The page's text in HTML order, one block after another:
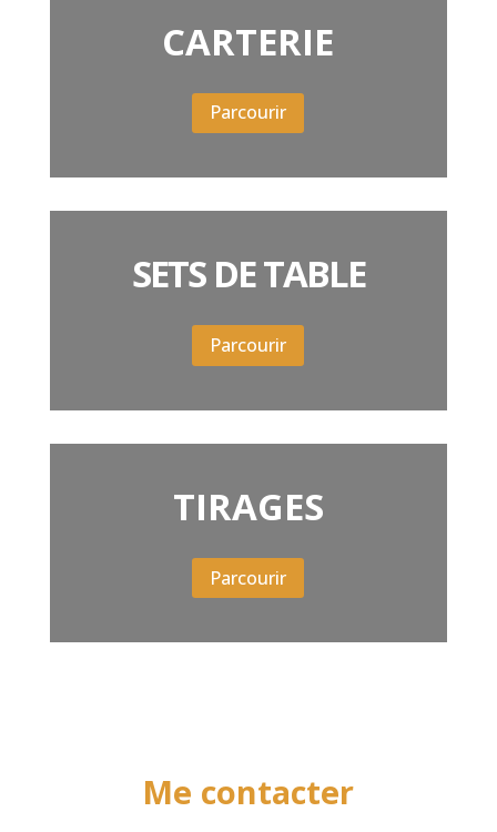
CARTERIE
Parcourir
SETS DE TABLE
Parcourir
TIRAGES
Parcourir
Me contacter